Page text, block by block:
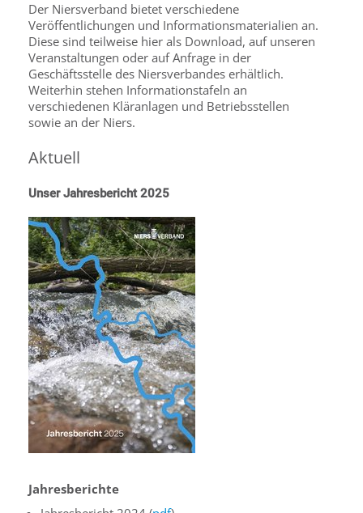
Der Niersverband bietet verschiedene
Veröffentlichungen und Informationsmaterialien an.
Diese sind teilweise hier als Download, auf unseren
Veranstaltungen oder auf Anfrage in der
Geschäftsstelle des Niersverbandes erhältlich.
Weiterhin stehen Informationstafeln an
verschiedenen Kläranlagen und Betriebsstellen
sowie an der Niers.
Aktuell
Unser Jahresbericht 2025
Jahresberichte